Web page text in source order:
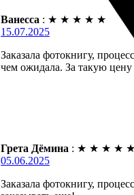
Ванесса : ★ ★ ★ ★ ★
15.07.2025
Заказала фотокнигу,
чем ожидала. За такую цену
Грета Дёмина : ★ ★ ★ ★ ★
05.06.2025
Заказала фотокнигу,